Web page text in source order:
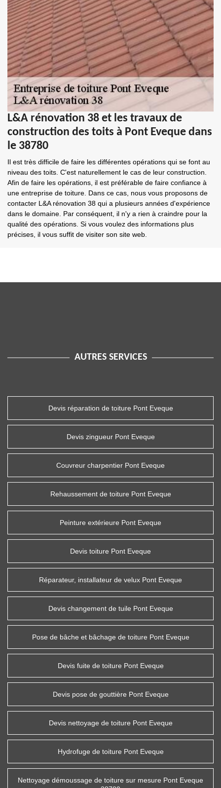
L&A rénovation 38 et les travaux de
construction des toits à Pont Eveque dans
le 38780
Il est très difficile de faire les différentes opérations qui se font au
niveau des toits. C'est naturellement le cas de leur construction.
Afin de faire les opérations, il est préférable de faire confiance à
une entreprise de toiture. Dans ce cas, nous vous proposons de
contacter L&A rénovation 38 qui a plusieurs années d'expérience
dans le domaine. Par conséquent, il n'y a rien à craindre pour la
qualité des opérations. Si vous voulez des informations plus
précises, il vous suffit de visiter son site web.
AUTRES SERVICES
Devis réparation de toiture Pont Eveque
Devis zingueur Pont Eveque
Couvreur charpentier Pont Eveque
Rehaussement de toiture Pont Eveque
Peinture extérieure Pont Eveque
Devis toiture Pont Eveque
Réparateur, installateur de velux Pont Eveque
Devis changement de tuile Pont Eveque
Pose de bâche et bâchage de toiture Pont Eveque
Devis fuite de toiture Pont Eveque
Devis pose de gouttière Pont Eveque
Devis nettoyage de toiture Pont Eveque
Hydrofuge de toiture Pont Eveque
Nettoyage démoussage de toiture sur mesure Pont Eveque